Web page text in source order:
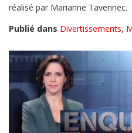
réalisé par Marianne Tavennec.
Publié dans Divertissements,